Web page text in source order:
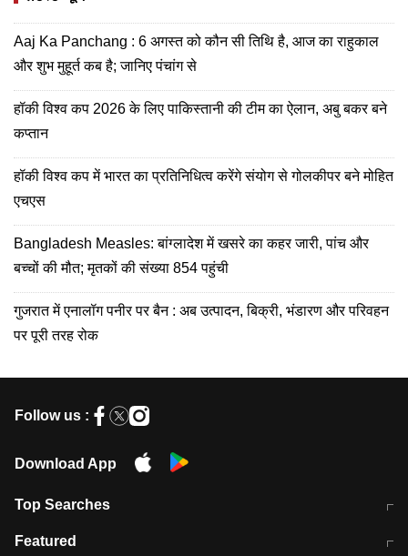
Aaj Ka Panchang : 6 अगस्त को कौन सी तिथि है, आज का राहुकाल
और शुभ मुहूर्त कब है; जानिए पंचांग से
हॉकी विश्व कप 2026 के लिए पाकिस्तानी की टीम का ऐलान, अबु बकर बने
कप्तान
हॉकी विश्व कप में भारत का प्रतिनिधित्व करेंगे संयोग से गोलकीपर बने मोहित
एचएस
Bangladesh Measles: बांग्लादेश में खसरे का कहर जारी, पांच और
बच्चों की मौत; मृतकों की संख्या 854 पहुंची
गुजरात में एनालॉग पनीर पर बैन : अब उत्पादन, बिक्री, भंडारण और परिवहन
पर पूरी तरह रोक
Follow us :
Download App
Top Searches
भरत तिवारी कथित एनकाउंटर मामले में बड़ी
Featured